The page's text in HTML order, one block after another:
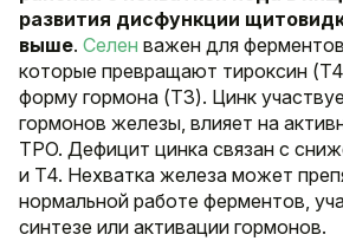
развития дисфункции
выше. Селен важен для
которые превращают тироксин
форму гормона (T3). Цинк
гормонов железы, влияет на
TPO. Дефицит цинка связан с
и T4. Нехватка железа может
нормальной работе ферментов,
синтезе или активации гормонов.